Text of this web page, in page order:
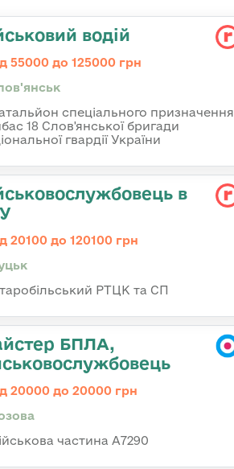
водій
55000 до 125000 грн
спеціального призначення
18 Слов'янської бригади
гвардії України
в
20100 до 120100 грн
РТЦК та СП
БПЛА,
20000 до 20000 грн
частина А7290